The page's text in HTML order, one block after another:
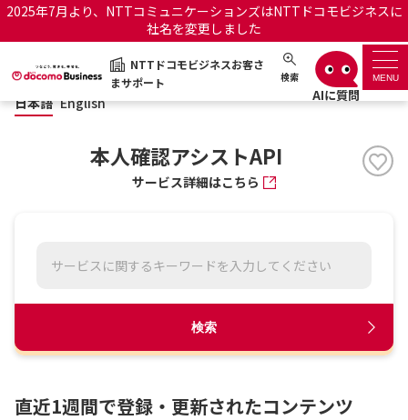
2025年7月より、NTTコミュニケーションズはNTTドコモビジネスに
社名を変更しました
NTTドコモビジネスお客さ
まサポート
検索 MENU
NTTドコモビジネスお客さまサポート 日本語 English
サポートトップ
サービス名から探す
お知らせ サポートサイトの使い方
日本語 English
本人確認アシストAPI
サービス詳細はこちら
検索
直近1週間で登録・更新されたコンテンツ